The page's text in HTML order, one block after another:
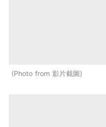
Photo from 影片截圖